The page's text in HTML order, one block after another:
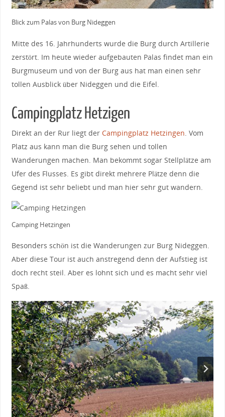
Blick zum Palas von Burg Nideggen
Mitte des 16. Jahrhunderts wurde die Burg durch Artillerie
zerstört. Im heute wieder aufgebauten Palas findet man ein
Burgmuseum und von der Burg aus hat man einen sehr
tollen Ausblick über Nideggen und die Eifel.
Campingplatz Hetzigen
Direkt an der Rur liegt der Campingplatz Hetzingen . Vom
Platz aus kann man die Burg sehen und tollen
Wanderungen machen. Man bekommt sogar Stellplätze am
Ufer des Flusses. Es gibt direkt mehrere Plätze denn die
Gegend ist sehr beliebt und man hier sehr gut wandern.
Camping Hetzingen
Besonders schön ist die Wanderungen zur Burg Nideggen.
Aber diese Tour ist auch anstregend denn der Aufstieg ist
doch recht steil. Aber es lohnt sich und es macht sehr viel
Spaß.